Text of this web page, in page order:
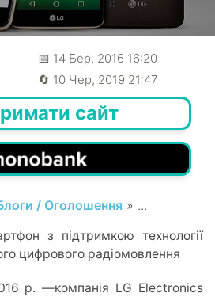
📅 14 Бер, 2016 16:20
🔄 10 Чер, 2019 21:47
сайт
/ Оголошення » ...
з підтримкою технології
цифрового радіомовлення
р. —компанія LG Electronics